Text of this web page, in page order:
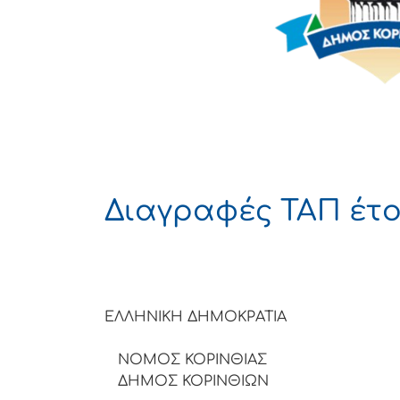
Διαγραφές ΤΑΠ
ΕΛΛΗΝΙΚΗ ΔΗΜΟΚΡΑΤΙΑ
ΝΟΜΟΣ ΚΟΡΙΝΘΙΑΣ
ΔΗΜΟΣ ΚΟΡΙΝΘΙΩΝ